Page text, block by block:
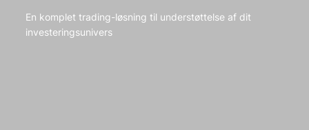
En komplet trading-løsning til understøttelse af dit
investeringsunivers